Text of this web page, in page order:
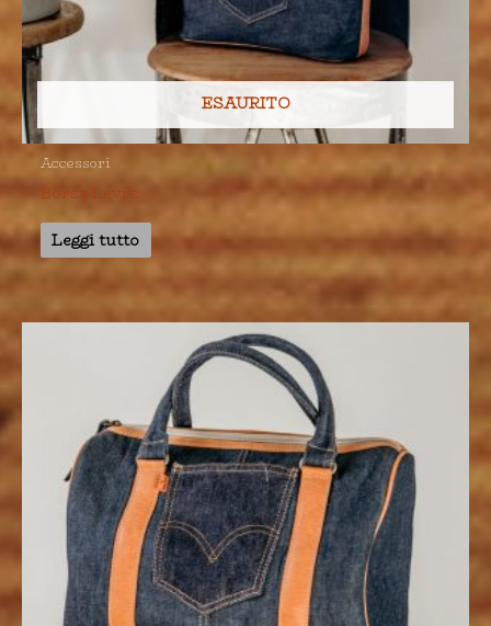
ESAURITO
Accessori
Borsa Levi’s
Leggi tutto